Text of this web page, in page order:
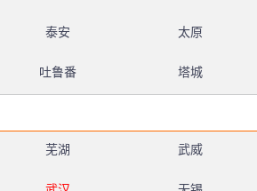
泰安 太原
吐鲁番 塔城
芜湖 武威